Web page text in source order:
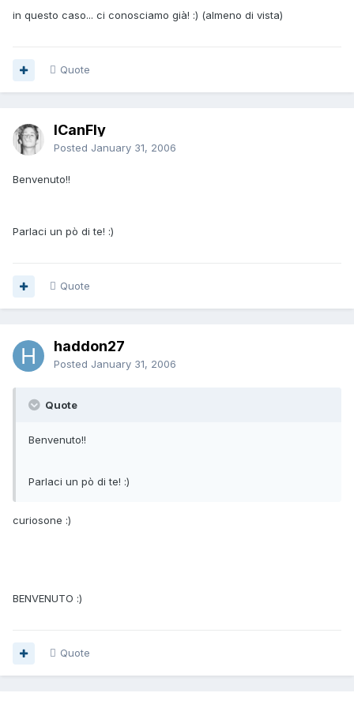
in questo caso... ci conosciamo già! :) (almeno di vista)
Quote
ICanFly
Posted January 31, 2006
Benvenuto!!
Parlaci un pò di te! :)
Quote
haddon27
Posted January 31, 2006
Quote
Benvenuto!!
Parlaci un pò di te! :)
curiosone :)
BENVENUTO :)
Quote